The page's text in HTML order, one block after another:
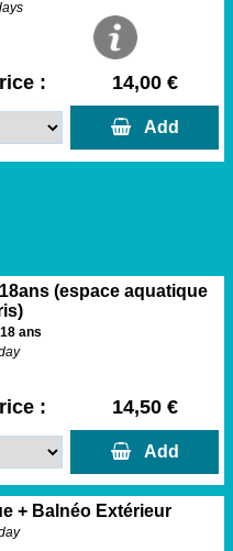
: 14,00 €
Add
(espace aquatique
ans
: 14,50 €
Add
+ Balnéo Extérieur